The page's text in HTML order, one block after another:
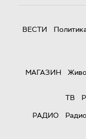
ВЕСТИ
МАГАЗИН
ТВ
РАДИО